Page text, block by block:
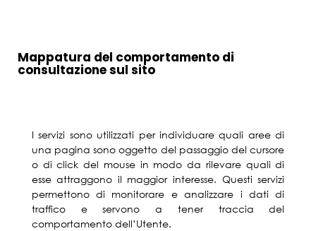
Mappatura del comportamento di
consultazione sul sito
I servizi sono utilizzati per individuare quali aree di
una pagina sono oggetto del passaggio del cursore
o di click del mouse in modo da rilevare quali di
esse attraggono il maggior interesse. Questi servizi
permettono di monitorare e analizzare i dati di
traffico e servono a tener traccia del
comportamento dell’Utente.